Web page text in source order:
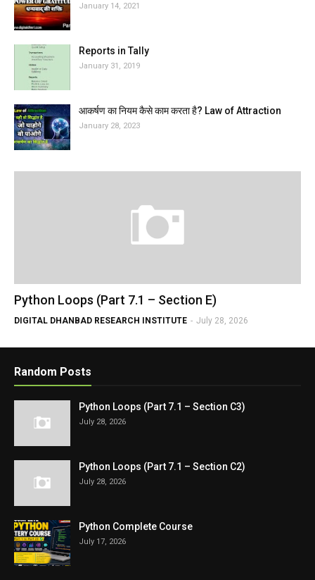
January 14, 2021
Reports in Tally
January 31, 2019
आकर्षण का नियम कैसे काम करता है? Law of Attraction
January 28, 2023
Python Loops (Part 7.1 – Section E)
DIGITAL DHANBAD RESEARCH INSTITUTE - July 28, 2026
Random Posts
Python Loops (Part 7.1 – Section C3)
July 28, 2026
Python Loops (Part 7.1 – Section C2)
July 28, 2026
Python Complete Course
July 17, 2026